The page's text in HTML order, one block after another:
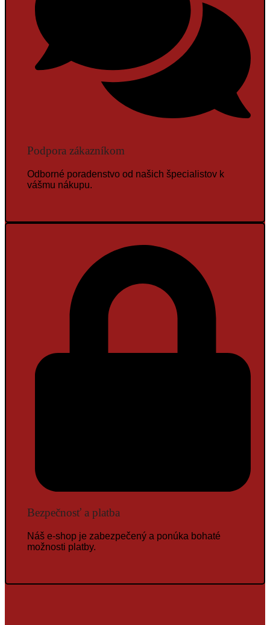
Podpora zákazníkom
Odborné poradenstvo od našich špecialistov k
vášmu nákupu.
Bezpečnosť a platba
Náš e-shop je zabezpečený a ponúka bohaté
možnosti platby.